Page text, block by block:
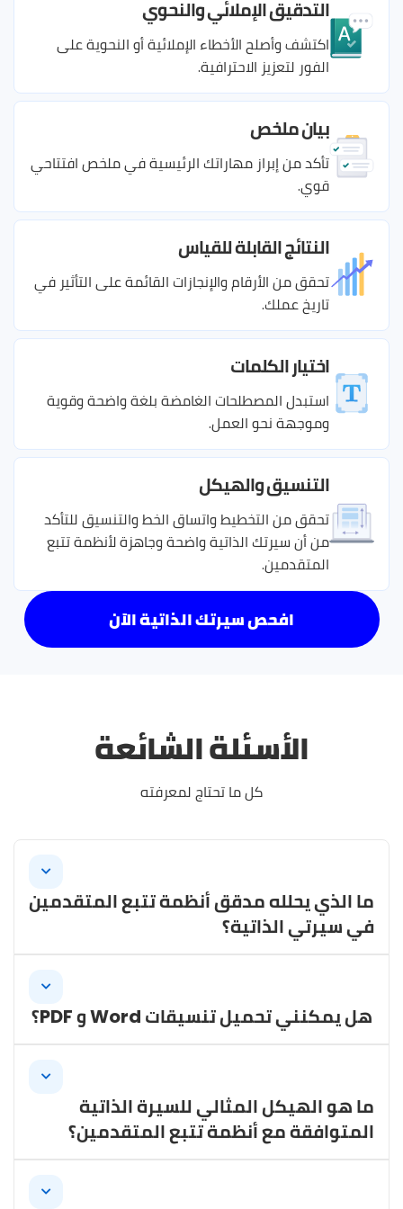
التدقيق الإملائي والنحوي
اكتشف وأصلح الأخطاء الإملائية أو النحوية على
الفور لتعزيز الاحترافية.
بيان ملخص
تأكد من إبراز مهاراتك الرئيسية في ملخص افتتاحي
قوي.
النتائج القابلة للقياس
تحقق من الأرقام والإنجازات القائمة على التأثير في
تاريخ عملك.
اختيار الكلمات
استبدل المصطلحات الغامضة بلغة واضحة وقوية
وموجهة نحو العمل.
التنسيق والهيكل
تحقق من التخطيط واتساق الخط والتنسيق للتأكد
من أن سيرتك الذاتية واضحة وجاهزة لأنظمة تتبع
المتقدمين.
افحص سيرتك الذاتية الآن
الأسئلة الشائعة
كل ما تحتاج لمعرفته
ما الذي يحلله مدقق أنظمة تتبع المتقدمين
في سيرتي الذاتية؟
الكلمات المفتاحية والإملاء والقواعد والهيكل
هل يمكنني تحميل تنسيقات Word و PDF؟
DOCX) و PDF، بالإضافة إلى ملفات TXT. يمكنك
أيضًا لصق المحتوى مباشرة.
ما هو الهيكل المثالي للسيرة الذاتية
المتوافقة مع أنظمة تتبع المتقدمين؟
أنظمة تتبع المتقدمين تنسيقًا نظيفًا وبسيطًا مع